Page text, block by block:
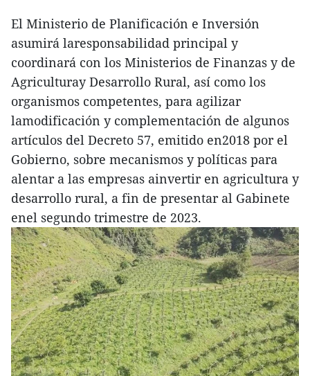
El Ministerio de Planificación e Inversión
asumirá laresponsabilidad principal y
coordinará con los Ministerios de Finanzas y de
Agriculturay Desarrollo Rural, así como los
organismos competentes, para agilizar
lamodificación y complementación de algunos
artículos del Decreto 57, emitido en2018 por el
Gobierno, sobre mecanismos y políticas para
alentar a las empresas ainvertir en agricultura y
desarrollo rural, a fin de presentar al Gabinete
enel segundo trimestre de 2023.